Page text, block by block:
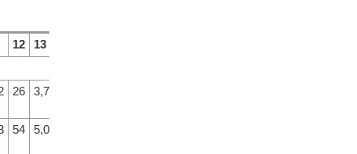
12 13
26 3,7
54 5,0